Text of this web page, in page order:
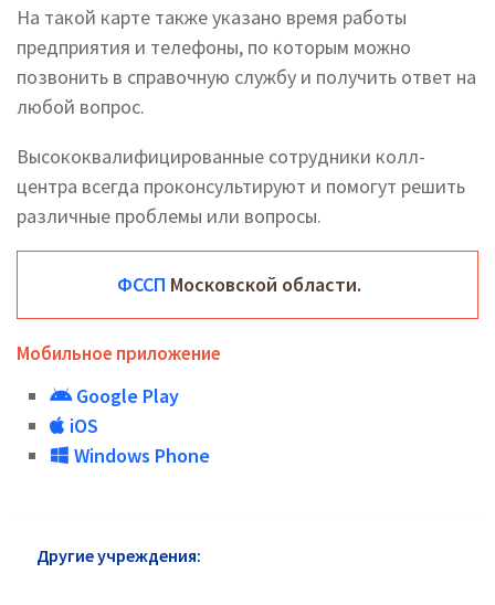
На такой карте также указано время работы
предприятия и телефоны, по которым можно
позвонить в справочную службу и получить ответ на
любой вопрос.
Высококвалифицированные сотрудники колл-
центра всегда проконсультируют и помогут решить
различные проблемы или вопросы.
ФССП Московской области.
Мобильное приложение
Google Play
iOS
Windows Phone
Другие учреждения: